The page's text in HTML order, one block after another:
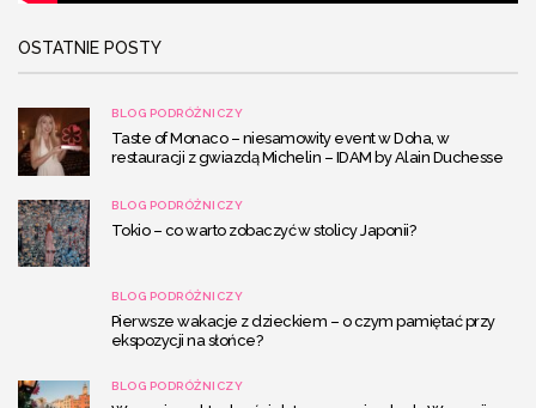
OSTATNIE POSTY
BLOG PODRÓŻNICZY
Taste of Monaco – niesamowity event w Doha, w
restauracji z gwiazdą Michelin – IDAM by Alain Duchesse
BLOG PODRÓŻNICZY
Tokio – co warto zobaczyć w stolicy Japonii?
BLOG PODRÓŻNICZY
Pierwsze wakacje z dzieckiem – o czym pamiętać przy
ekspozycji na słońce?
BLOG PODRÓŻNICZY